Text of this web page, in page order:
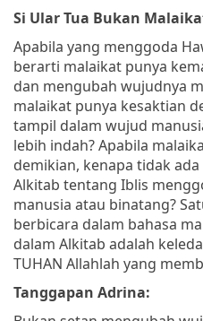
Si Ular Tua Bukan
Apabila yang menggoda
berarti malaikat punya
dan mengubah wujudnya
malaikat punya kesaktian
tampil dalam wujud
lebih indah? Apabila
demikian, kenapa tidak
Alkitab tentang Iblis
manusia atau binatang?
berbicara dalam bahasa
dalam Alkitab adalah
TUHAN Allahlah yang
Tanggapan Adrina: